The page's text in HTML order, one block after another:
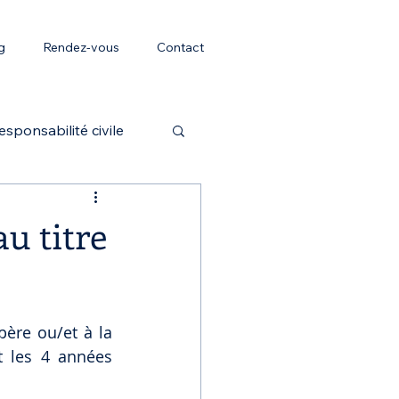
Rendez-vous Contact
civile
titre
ou/et à la
les 4 années